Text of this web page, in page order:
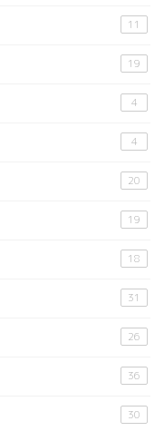
11
19
4
4
20
19
18
31
26
36
30